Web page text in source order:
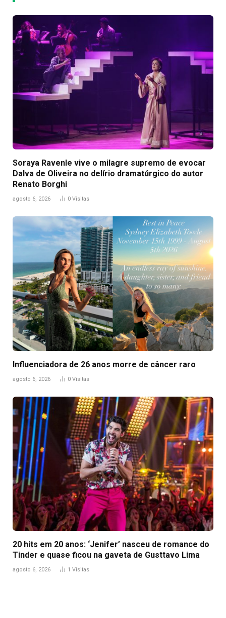
Soraya Ravenle vive o milagre supremo de evocar
Dalva de Oliveira no delírio dramatúrgico do autor
Renato Borghi
agosto 6, 2026 0 Visitas
Influenciadora de 26 anos morre de câncer raro
agosto 6, 2026 0 Visitas
20 hits em 20 anos: ‘Jenifer’ nasceu de romance do
Tinder e quase ficou na gaveta de Gusttavo Lima
agosto 6, 2026 1 Visitas